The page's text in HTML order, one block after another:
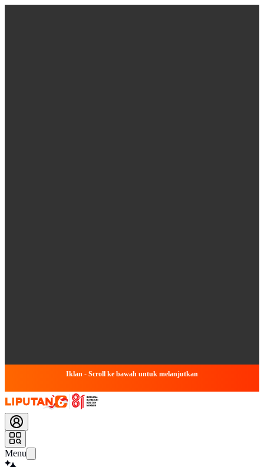
Iklan - Scroll ke bawah untuk melanjutkan
Menu